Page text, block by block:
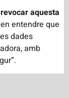
aquesta
en entendre que
dades
amb